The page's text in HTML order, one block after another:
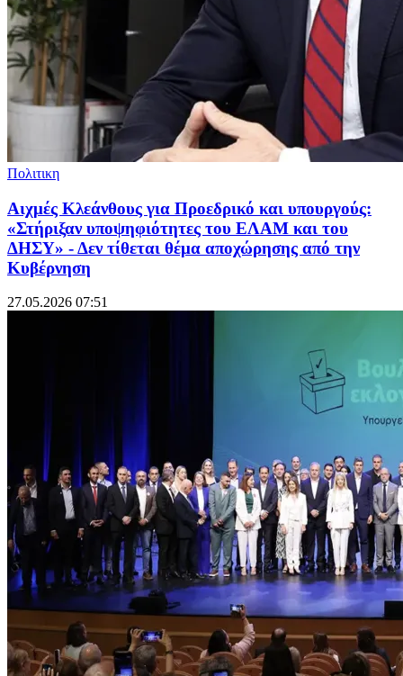
Πολιτικη
Αιχμές Κλεάνθους για Προεδρικό και υπουργούς:
«Στήριξαν υποψηφιότητες του ΕΛΑΜ και του
ΔΗΣΥ» - Δεν τίθεται θέμα αποχώρησης από την
Κυβέρνηση
27.05.2026 07:51